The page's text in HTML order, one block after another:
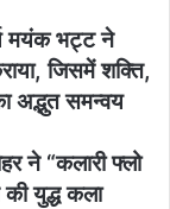
मयंक भट्ट ने
जिसमें शक्ति,
अद्भुत समन्वय
ने “कलारी फ्लो
युद्ध कला